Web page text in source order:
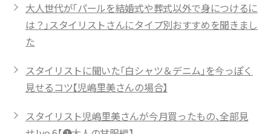
大人世代が「パールを結婚式や葬式以外で身につけるに
は？」スタイリストさんにタイプ別おすすめを聞きまし
た
スタイリストに聞いた「白シャツ＆デニム」を今っぽく
見せるコツ【児嶋里美さんの場合】
スタイリスト児嶋里美さんが今月買ったもの、全部見